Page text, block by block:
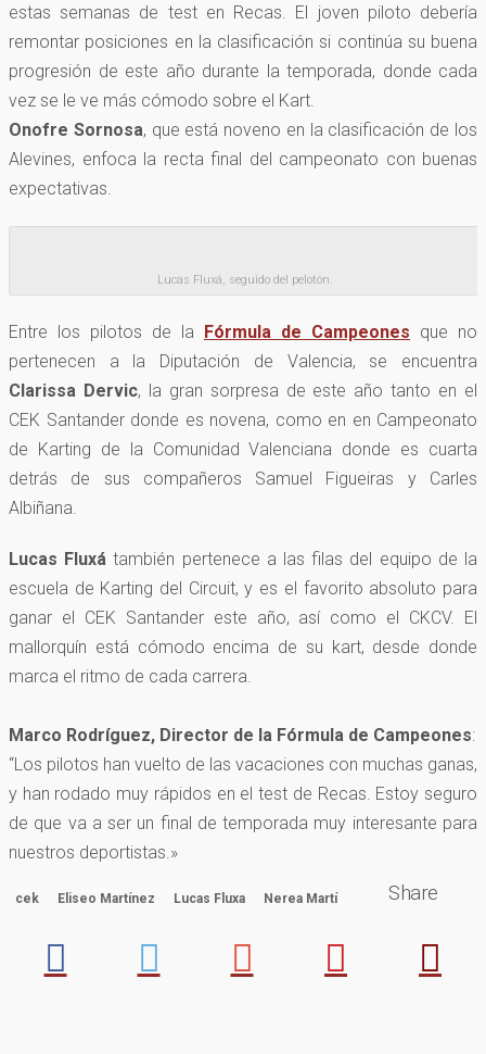
estas semanas de test en Recas. El joven piloto debería
remontar posiciones en la clasificación si continúa su buena
progresión de este año durante la temporada, donde cada
vez se le ve más cómodo sobre el Kart.
Onofre Sornosa, que está noveno en la clasificación de los
Alevines, enfoca la recta final del campeonato con buenas
expectativas.
Lucas Fluxá, seguido del pelotón.
Entre los pilotos de la Fórmula de Campeones que no
pertenecen a la Diputación de Valencia, se encuentra
Clarissa Dervic, la gran sorpresa de este año tanto en el
CEK Santander donde es novena, como en en Campeonato
de Karting de la Comunidad Valenciana donde es cuarta
detrás de sus compañeros Samuel Figueiras y Carles
Albiñana.
Lucas Fluxá también pertenece a las filas del equipo de la
escuela de Karting del Circuit, y es el favorito absoluto para
ganar el CEK Santander este año, así como el CKCV. El
mallorquín está cómodo encima de su kart, desde donde
marca el ritmo de cada carrera.
Marco Rodríguez, Director de la Fórmula de Campeones:
“Los pilotos han vuelto de las vacaciones con muchas ganas,
y han rodado muy rápidos en el test de Recas. Estoy seguro
de que va a ser un final de temporada muy interesante para
nuestros deportistas.»
cek Eliseo Martínez Lucas Fluxa Nerea Martí Share